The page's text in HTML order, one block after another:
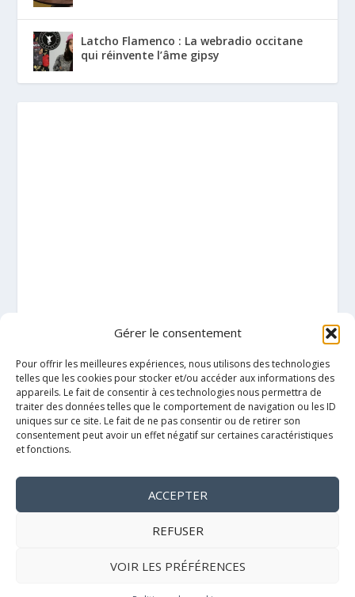
Gérer le consentement
Pour offrir les meilleures expériences, nous utilisons des technologies
telles que les cookies pour stocker et/ou accéder aux informations des
appareils. Le fait de consentir à ces technologies nous permettra de
traiter des données telles que le comportement de navigation ou les ID
uniques sur ce site. Le fait de ne pas consentir ou de retirer son
consentement peut avoir un effet négatif sur certaines caractéristiques
et fonctions.
ACCEPTER
REFUSER
VOIR LES PRÉFÉRENCES
Latcho Flamenco : La webradio occitane
qui réinvente l’âme gipsy
Mentions légales
Politique de cookies